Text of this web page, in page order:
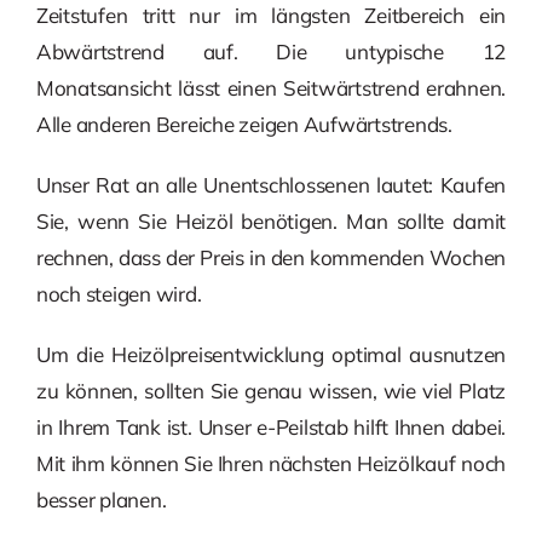
Zeitstufen tritt nur im längsten Zeitbereich ein
Abwärtstrend auf. Die untypische 12
Monatsansicht lässt einen Seitwärtstrend erahnen.
Alle anderen Bereiche zeigen Aufwärtstrends.
Unser Rat an alle Unentschlossenen lautet: Kaufen
Sie, wenn Sie Heizöl benötigen. Man sollte damit
rechnen, dass der Preis in den kommenden Wochen
noch steigen wird.
Um die Heizölpreisentwicklung optimal ausnutzen
zu können, sollten Sie genau wissen, wie viel Platz
in Ihrem Tank ist. Unser e-Peilstab hilft Ihnen dabei.
Mit ihm können Sie Ihren nächsten Heizölkauf noch
besser planen.